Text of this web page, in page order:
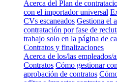
Acerca del Plan de
con el importador universal
CVs escaneados Gestiona el
contratación por fase de
trabajo solo en la página de
Contratos y finalizaciones
Acerca de los/las empleados/
Contratos Cómo gestionar
aprobación de contratos